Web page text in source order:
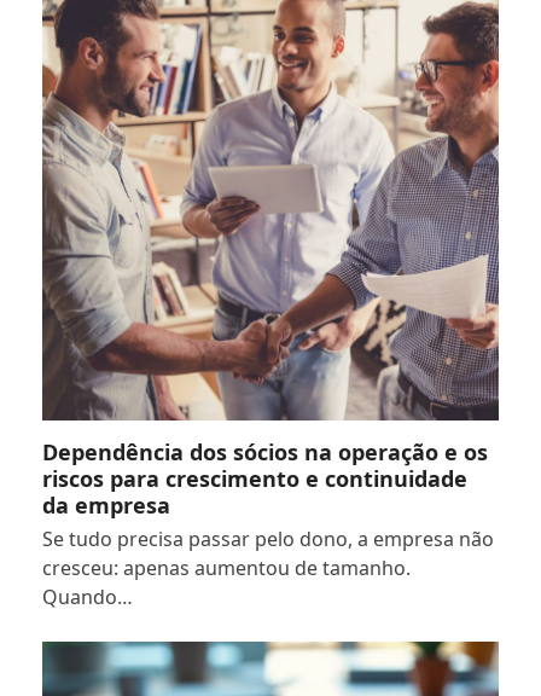
Dependência dos sócios na operação e os
riscos para crescimento e continuidade
da empresa
Se tudo precisa passar pelo dono, a empresa não
cresceu: apenas aumentou de tamanho.
Quando…